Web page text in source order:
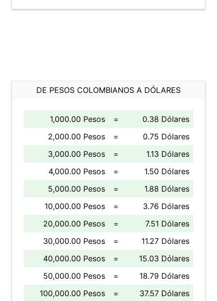
DE PESOS COLOMBIANOS A DÓLARES
1,000.00 Pesos =
0.38 Dólares
2,000.00 Pesos
=
0.75 Dólares
3,000.00 Pesos
=
1.13 Dólares
4,000.00 Pesos
=
1.50 Dólares
5,000.00 Pesos
=
1.88 Dólares
10,000.00 Pesos
=
3.76 Dólares
20,000.00 Pesos
=
7.51 Dólares
30,000.00 Pesos
=
11.27 Dólares
40,000.00 Pesos
=
15.03 Dólares
50,000.00 Pesos
=
18.79 Dólares
100,000.00 Pesos
= 37.57 Dólares